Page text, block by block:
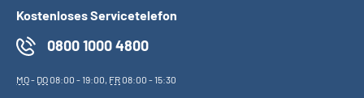
Kostenloses Servicetelefon
0800 1000 4800
MO- DO08:00 - 19:00, FR08:00 - 15:30